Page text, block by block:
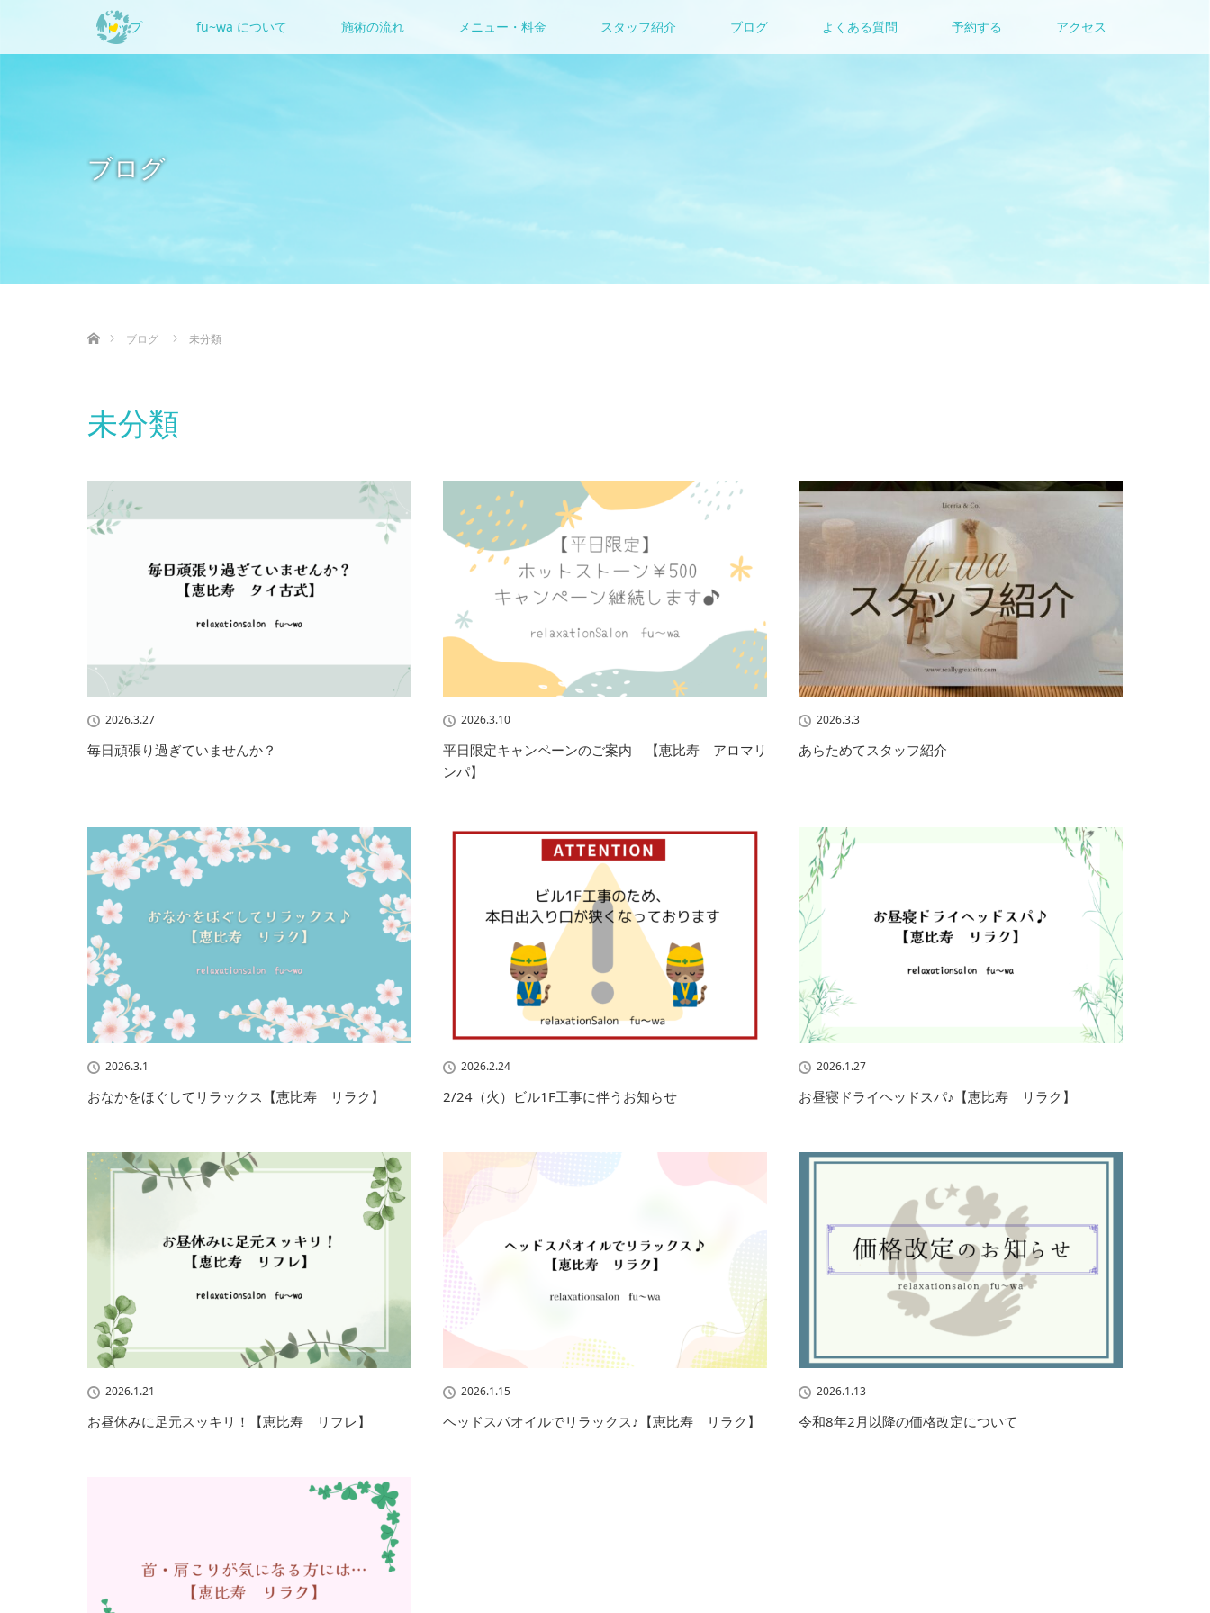
トップ fu~wa について 施術の流れ メニュー・料金 スタッフ紹介 ブログ よくある質問 予約する アクセス
ブログ
ブログ
未分類
未分類
2026.3.27
毎日頑張り過ぎていませんか？
2026.3.10
平日限定キャンペーンのご案内 【恵比寿 アロマリ
ンパ】
2026.3.3
あらためてスタッフ紹介
2026.3.1
おなかをほぐしてリラックス【恵比寿 リラク】
2026.2.24
2/24（火）ビル1F工事に伴うお知らせ
2026.1.27
お昼寝ドライヘッドスパ♪【恵比寿 リラク】
2026.1.21
お昼休みに足元スッキリ！【恵比寿 リフレ】
2026.1.15
ヘッドスパオイルでリラックス♪【恵比寿 リラク】
2026.1.13
令和8年2月以降の価格改定について